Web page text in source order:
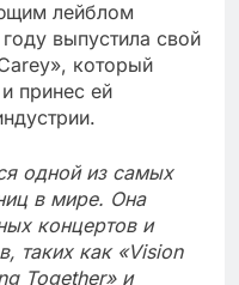
лейблом
выпустила свой
который
принес ей
одной из самых
в мире. Она
концертов и
таких как «Vision
Together» и